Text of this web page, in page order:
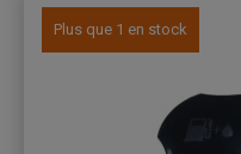
Plus que 1 en stock